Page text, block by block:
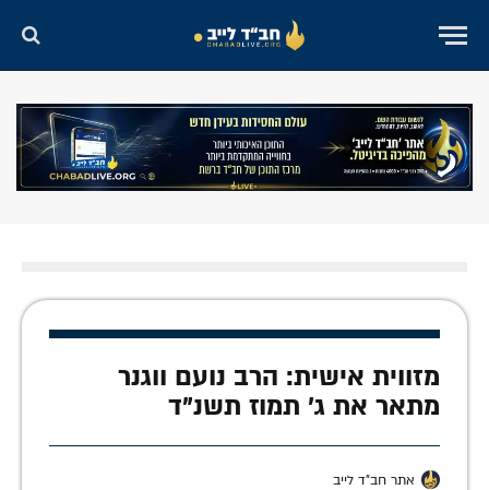
מזווית אישית: הרב נועם ווגנר
מתאר את ג' תמוז תשנ"ד
אתר חב"ד לייב